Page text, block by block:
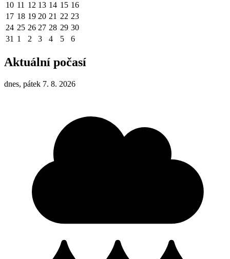
10 11 12 13 14 15 16
17 18 19 20 21 22 23
24 25 26 27 28 29 30
31 1 2 3 4 5 6
Aktuální počasí
dnes, pátek 7. 8. 2026